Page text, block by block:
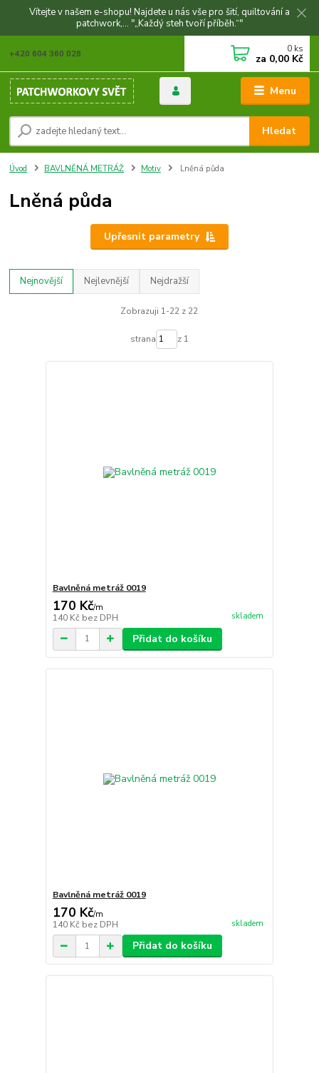
Vítejte v našem e-shopu! Najdete u nás vše pro šití, quiltování a
patchwork,... "„Každý steh tvoří příběh.“"
Menu
Hledat
+420 604 360 028 0 ks
za 0,00 Kč
Úvod BAVLNĚNÁ METRÁŽ Motiv Lněná půda
Lněná půda
Upřesnit parametry
Nejnovější Nejlevnější Nejdražší
Zobrazuji 1-22 z 22
strana z 1
Bavlněná metráž 0019
170 Kč/m
140 Kč bez DPH skladem
Přidat do košíku
Bavlněná metráž 0019
170 Kč/m
140 Kč bez DPH skladem
Přidat do košíku